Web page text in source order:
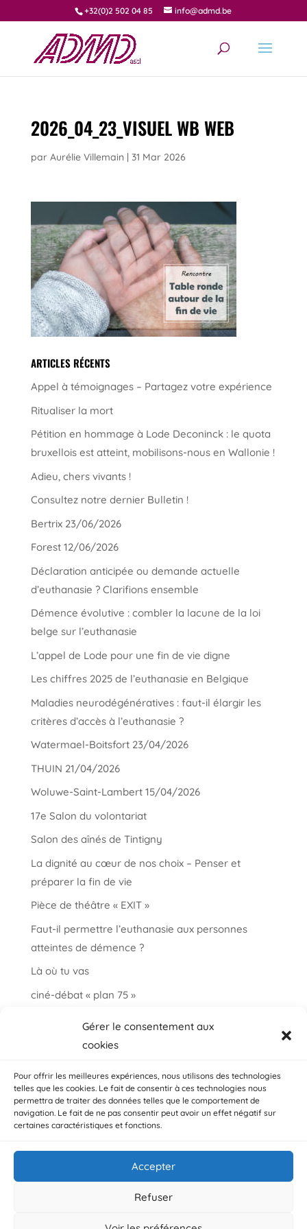
Gérer le consentement aux
cookies
Pour offrir les meilleures expériences, nous utilisons des technologies
telles que les cookies. Le fait de consentir à ces technologies nous
permettra de traiter des données telles que le comportement de
navigation. Le fait de ne pas consentir peut avoir un effet négatif sur
certaines caractéristiques et fonctions.
Accepter
Refuser
+32(0)2 502 04 85 info@admd.be
2026_04_23_VISUEL WB WEB
par Aurélie Villemain | 31 Mar 2026
ARTICLES RÉCENTS
Appel à témoignages – Partagez votre expérience
Ritualiser la mort
Pétition en hommage à Lode Deconinck : le quota
bruxellois est atteint, mobilisons-nous en Wallonie !
Adieu, chers vivants !
Consultez notre dernier Bulletin !
Bertrix 23/06/2026
Forest 12/06/2026
Déclaration anticipée ou demande actuelle
d’euthanasie ? Clarifions ensemble
Démence évolutive : combler la lacune de la loi
belge sur l’euthanasie
L’appel de Lode pour une fin de vie digne
Les chiffres 2025 de l’euthanasie en Belgique
Maladies neurodégénératives : faut-il élargir les
critères d’accès à l’euthanasie ?
Watermael-Boitsfort 23/04/2026
THUIN 21/04/2026
Woluwe-Saint-Lambert 15/04/2026
17e Salon du volontariat
Salon des aînés de Tintigny
La dignité au cœur de nos choix – Penser et
préparer la fin de vie
Pièce de théâtre « EXIT »
Faut-il permettre l’euthanasie aux personnes
atteintes de démence ?
Là où tu vas
ciné-débat « plan 75 »
choisir ma fin vie
© ADMD, Avenue Plasky 144 bte 3 / 1030 Bruxelles /
Belgique